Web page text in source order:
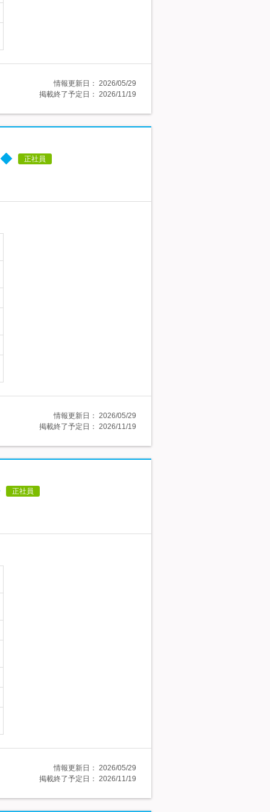
情報更新日： 2026/05/29
掲載終了予定日： 2026/11/19
◆ 正社員
情報更新日： 2026/05/29
掲載終了予定日： 2026/11/19
正社員
情報更新日： 2026/05/29
掲載終了予定日： 2026/11/19